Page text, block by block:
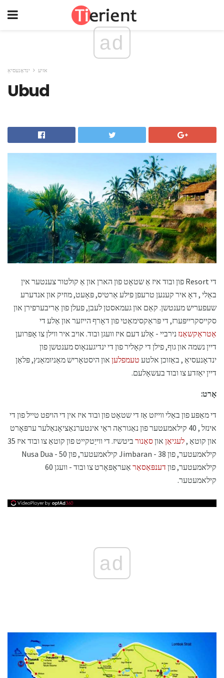
ad
אזיע ינדאָנעסיאַ
Ubud
די Resort פון ובוד איז אַ שטאָט פון הארן און אַ קולטור צענטער אין
באַלי , דאָ איר קענען טרעפן פילע אַרטיס, פּאָעט, מוזיק און אנדערע
שעפעריש מענטשן. קאַם און געמאסטן לעבן, פעלן פון אַריבערפירן און
סקייסקרייפּערז, די פּראַקסימאַטי פון דאָרף הייזער און אַלע די
אַטראַקשאַנז נירביי - אַלע דעם איז וועגן ובוד. אויב איר ווילן צו אָפּרוען
דיין נשמה און גוף, פילן די קאָליר פון די ינדיגענאָוס מענטשן פון
ינדאָנעסיאַ , באַזוכן אלטע טעמפלען און היסטאָריש מאַניומאַנץ, פּלאַן
דיין יאַזדע צו ובוד בעשאָלעם.
אָרט:
די מאַפּע פון ​​באַלי ווייזט אַז די שטאָט פון ובוד איז אין די הויפט טייל פון די
אינזל , 40 קילאמעטער פון נאַגוראַה ראַי אינטערנאַציאָנאַלער ערפּאָרט
און קוטאַ ,לעגיאַן אוןסאַנור
ביטשיז. די ווייַטקייט פון קוטאַ צו ובוד איז 35
קילאמעטער, פון Jimbaran - 38 קילאמעטער, פון Nusa Dua - 50
קילאמעטער, פון דענפּאַסאַר
אַעראָפּאָרט צו ובוד - וועגן 60
קילאמעטער.
ad